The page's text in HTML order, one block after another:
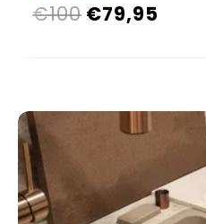
Normale
€100 Aanbiedingsprijs
€79,95